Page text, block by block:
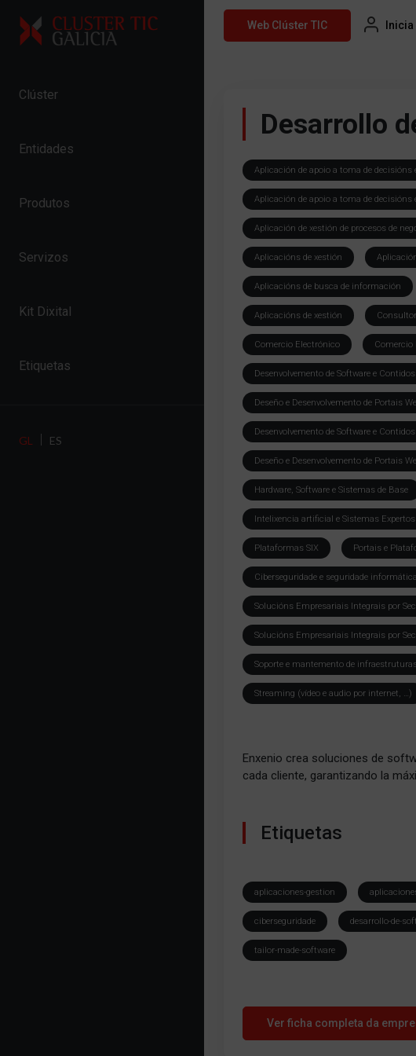
Skip to content
Clúster
Entidades
Produtos
Servizos
Kit Dixital
Etiquetas
GL ES
Web Clúster TIC Inicia
Desarrollo
Aplicación de apoio a toma de decisións
Aplicación de apoio a toma de decisións
Aplicación de xestión de procesos de
Aplicacións de xestión
Aplicacións de busca de información
Aplicacións de xestión
Comercio Electrónico Comercio
Desenvolvemento de Software e Contidos
Deseño e Desenvolvemento de Portais
Desenvolvemento de Software e Contidos
Deseño e Desenvolvemento de Portais
Hardware, Software e Sistemas de Base
Intelixencia artificial e Sistemas Expertos
Plataformas SIX Portais e
Ciberseguridade e seguridade informática
Solucións Empresariais Integrais por
Solucións Empresariais Integrais por
Soporte e mantemento de
Streaming (vídeo e audio por internet, …)
Enxenio crea soluciones de
cada cliente, garantizando la
Etiquetas
aplicaciones-gestion
ciberseguridade desarrollo-de-
tailor-made-software
Ver ficha completa da